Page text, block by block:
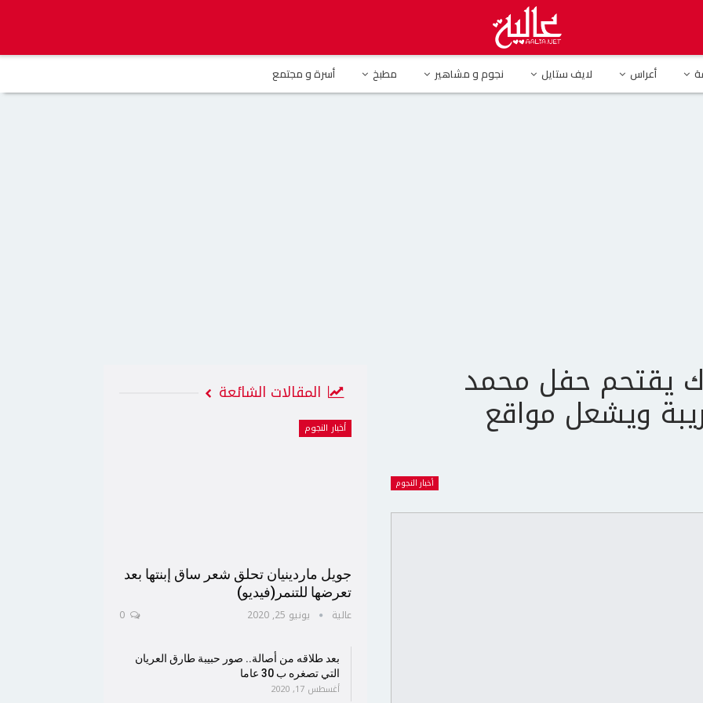
أعراس لايف ستايل نجوم و مشاهير مطبخ أسرة و مجتمع
بوراك يقتحم حفل محمد رمضان بدراجة نارية غريبة ويشعل مواقع التواصل
يقتحم حفل محمد
ويشعل مواقع
أخبار النجوم
المقالات الشائعة
أخبار النجوم
جويل ماردينيان تحلق شعر ساق إبنتها بعد
تعرضها للتنمر(فيديو)
عالية يونيو 25, 2020
بعد طلاقه من أصالة.. صور حبيبة طارق العريان
التي تصغره ب 30 عاما
أغسطس 17, 2020